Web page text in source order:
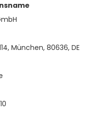
München, 80636, DE